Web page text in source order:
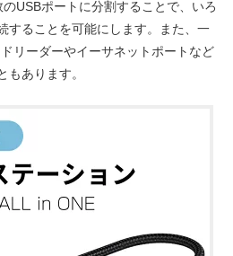
USBポートに分割することで、いろ
することを可能にします。また、一
リーダーやイーサネットポートなど
もあります。